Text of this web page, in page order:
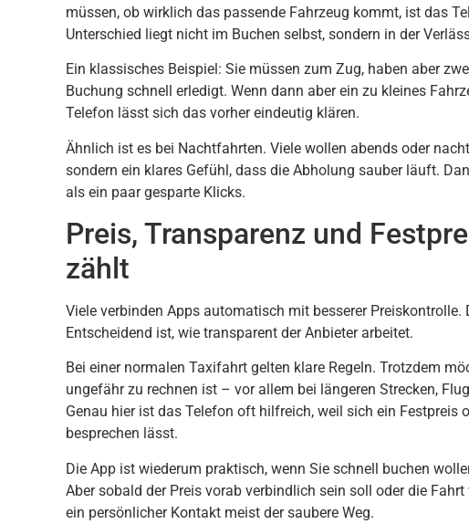
müssen, ob wirklich das passende Fahrzeug kommt, ist das
Unterschied liegt nicht im Buchen selbst, sondern in der
Ein klassisches Beispiel: Sie müssen zum Zug, haben aber
Buchung schnell erledigt. Wenn dann aber ein zu kleines
Telefon lässt sich das vorher eindeutig klären.
Ähnlich ist es bei Nachtfahrten. Viele wollen abends oder
sondern ein klares Gefühl, dass die Abholung sauber läuft.
als ein paar gesparte Klicks.
Preis, Transparenz und
zählt
Viele verbinden Apps automatisch mit besserer
Entscheidend ist, wie transparent der Anbieter arbeitet.
Bei einer normalen Taxifahrt gelten klare Regeln. Trotzdem
ungefähr zu rechnen ist – vor allem bei längeren Strecken,
Genau hier ist das Telefon oft hilfreich, weil sich ein Festpreis
besprechen lässt.
Die App ist wiederum praktisch, wenn Sie schnell buchen
Aber sobald der Preis vorab verbindlich sein soll oder die
ein persönlicher Kontakt meist der saubere Weg.